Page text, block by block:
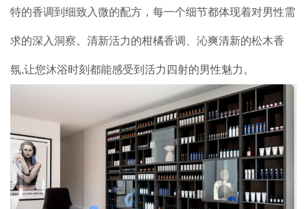
特的香调到细致入微的配方，每一个细节都体现着对男性需
求的深入洞察。清新活力的柑橘香调、沁爽清新的松木香
氛,让您沐浴时刻都能感受到活力四射的男性魅力。